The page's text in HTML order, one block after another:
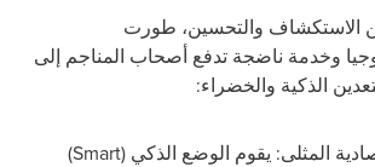
الاستكشاف والتحسين، طورت
وخدمة ناضجة تدفع أصحاب المناجم إلى
الذكية والخضراء:
المثلى: يقوم الوضع الذكي (Smart
)